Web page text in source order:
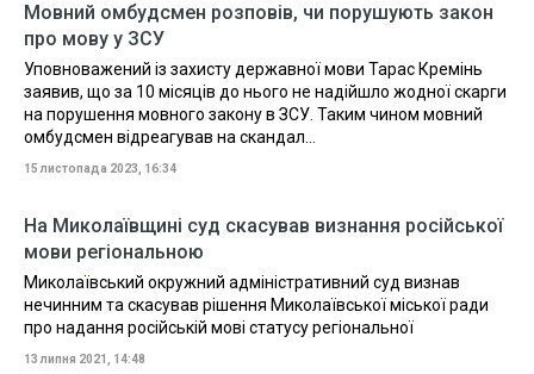
Мовний омбудсмен розповів, чи порушують закон
про мову у ЗСУ
Уповноважений із захисту державної мови Тарас Кремінь
заявив, що за 10 місяців до нього не надійшло жодної скарги
на порушення мовного закону в ЗСУ. Таким чином мовний
омбудсмен відреагував на скандал...
15 листопада 2023, 16:34
На Миколаївщині суд скасував визнання російської
мови регіональною
Миколаївський окружний адміністративний суд визнав
нечинним та скасував рішення Миколаївської міської ради
про надання російській мові статусу регіональної
13 липня 2021, 14:48